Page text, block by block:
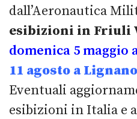
dall’Aeronautica
esibizioni in Friuli
domenica 5 maggio
11 agosto a
Eventuali
esibizioni in Italia e